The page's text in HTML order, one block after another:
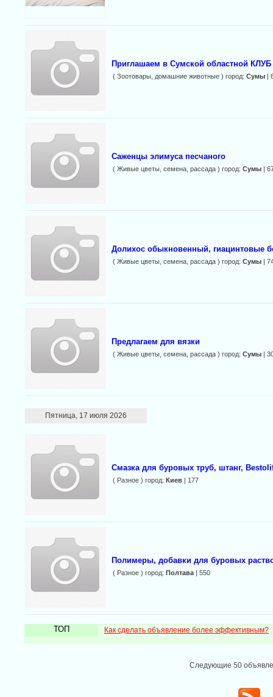
Приглашаем в Сумской областной
( Зоотовары, домашние животные ) город: Сумы|
Саженцы элимуса песчаного
( Живые цветы, семена, рассада ) город: Сумы|
Долихос обыкновенный, гиацинтовые
( Живые цветы, семена, рассада ) город: Сумы|
Предлагаем для вязки
( Живые цветы, семена, рассада ) город: Сумы|
Пятница, 17 июля 2026
Смазка для буровых труб, штанг,
( Разное ) город: Киев| 177
Полимеры, добавки для буровых
( Разное ) город: Полтава| 550
ТОП Как сделать объявление более эффективным?
Следующие 50